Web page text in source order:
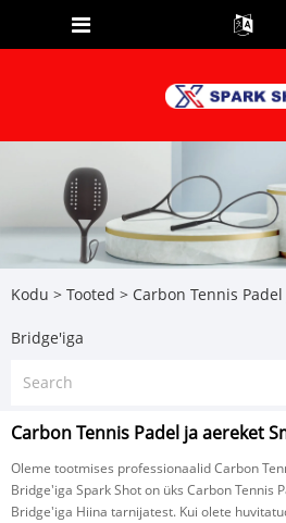
Kodu > Tooted > Carbon Tennis
Bridge'iga
Carbon Tennis Padel ja aereket
Oleme tootmises professionaalid Carbon
Bridge'iga Spark Shot on üks Carbon Tennis
Bridge'iga Hiina tarnijatest. Kui olete